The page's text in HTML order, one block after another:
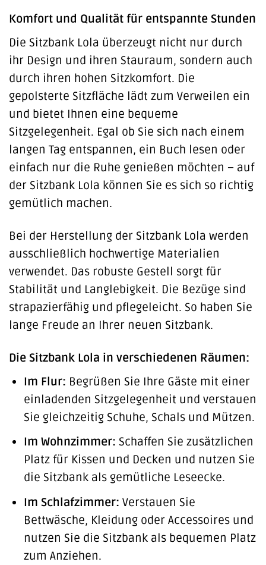
Komfort und Qualität für entspannte Stunden
Die Sitzbank Lola überzeugt nicht nur durch
ihr Design und ihren Stauraum, sondern auch
durch ihren hohen Sitzkomfort. Die
gepolsterte Sitzfläche lädt zum Verweilen ein
und bietet Ihnen eine bequeme
Sitzgelegenheit. Egal ob Sie sich nach einem
langen Tag entspannen, ein Buch lesen oder
einfach nur die Ruhe genießen möchten – auf
der Sitzbank Lola können Sie es sich so richtig
gemütlich machen.
Bei der Herstellung der Sitzbank Lola werden
ausschließlich hochwertige Materialien
verwendet. Das robuste Gestell sorgt für
Stabilität und Langlebigkeit. Die Bezüge sind
strapazierfähig und pflegeleicht. So haben Sie
lange Freude an Ihrer neuen Sitzbank.
Die Sitzbank Lola in verschiedenen Räumen:
Im Flur: Begrüßen Sie Ihre Gäste mit einer
einladenden Sitzgelegenheit und verstauen
Sie gleichzeitig Schuhe, Schals und Mützen.
Im Wohnzimmer: Schaffen Sie zusätzlichen
Platz für Kissen und Decken und nutzen Sie
die Sitzbank als gemütliche Leseecke.
Im Schlafzimmer: Verstauen Sie
Bettwäsche, Kleidung oder Accessoires und
nutzen Sie die Sitzbank als bequemen Platz
zum Anziehen.